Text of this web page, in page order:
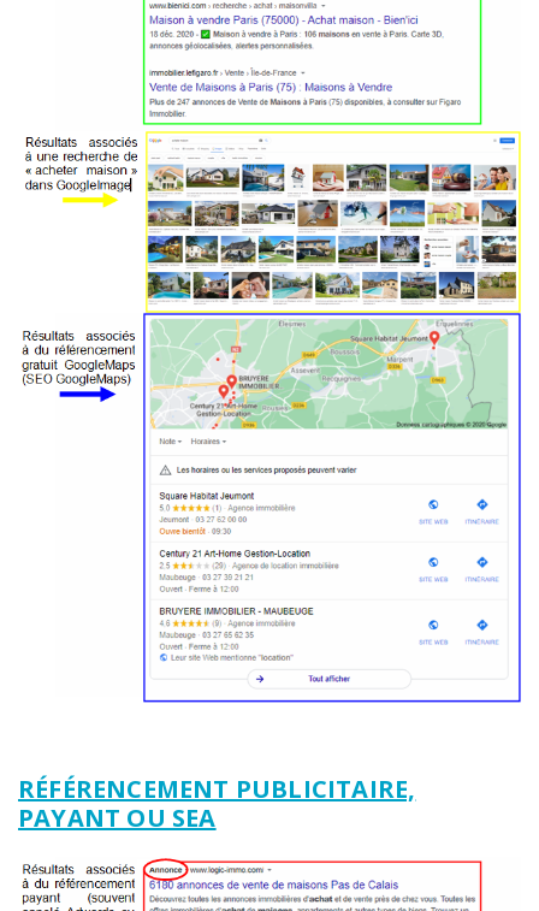
RÉFÉRENCEMENT PUBLICITAIRE,
PAYANT OU SEA